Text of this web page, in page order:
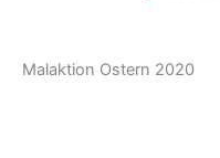
Malaktion Ostern 2020